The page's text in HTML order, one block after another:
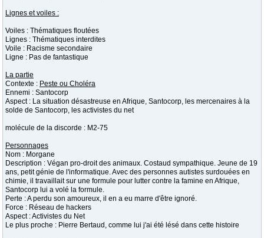
Lignes et voiles :
Voiles : Thématiques floutées
Lignes : Thématiques interdites
Voile : Racisme secondaire
Ligne : Pas de fantastique
La partie
Contexte : Peste ou Choléra
Ennemi : Santocorp
Aspect : La situation désastreuse en Afrique, Santocorp, les mercenaires à la
solde de Santocorp, les activistes du net
molécule de la discorde : M2-75
Personnages
Nom : Morgane
Description : Végan pro-droit des animaux. Costaud sympathique. Jeune de 19
ans, petit génie de l'informatique. Avec des personnes autistes surdouées en
chimie, il travaillait sur une formule pour lutter contre la famine en Afrique,
Santocorp lui a volé la formule.
Perte : A perdu son amoureux, il en a eu marre d'être ignoré.
Force : Réseau de hackers
Aspect : Activistes du Net
Le plus proche : Pierre Bertaud, comme lui j'ai été lésé dans cette histoire